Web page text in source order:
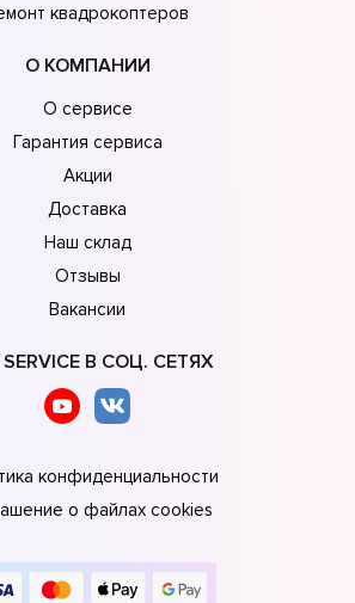
квадрокоптеров
О КОМПАНИИ
О сервисе
Гарантия сервиса
Акции
Доставка
Наш склад
Отзывы
Вакансии
SERVICE В СОЦ. СЕТЯХ
конфиденциальности
о файлах cookies